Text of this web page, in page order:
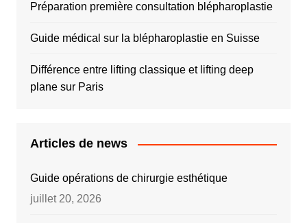
Préparation première consultation blépharoplastie
Guide médical sur la blépharoplastie en Suisse
Différence entre lifting classique et lifting deep
plane sur Paris
Articles de news
Guide opérations de chirurgie esthétique
juillet 20, 2026